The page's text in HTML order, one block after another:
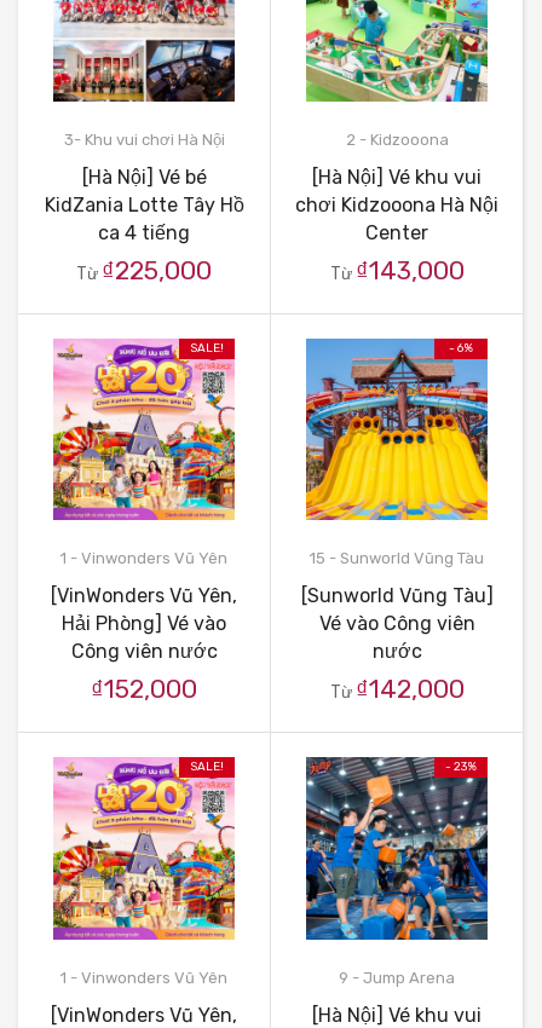
3- Khu vui chơi Hà Nội
[Hà Nội] Vé bé
KidZania Lotte Tây Hồ
ca 4 tiếng
Từ ₫225,000
SALE!
1 - Vinwonders Vũ Yên
[VinWonders Vũ Yên,
Hải Phòng] Vé vào
Công viên nước
₫152,000
SALE!
1 - Vinwonders Vũ Yên
[VinWonders Vũ Yên,
2 - Kidzooona
[Hà Nội] Vé khu vui
chơi Kidzooona Hà Nội
Center
Từ ₫143,000
- 6%
15 - Sunworld Vũng Tàu
[Sunworld Vũng Tàu]
Vé vào Công viên
nước
Từ ₫142,000
- 23%
9 - Jump Arena
[Hà Nội] Vé khu vui